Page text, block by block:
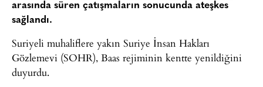
arasında süren çatışmaların sonucunda ateşkes
sağlandı.
Suriyeli muhaliflere yakın Suriye İnsan Hakları
Gözlemevi (SOHR), Baas rejiminin kentte yenildiğini
duyurdu.